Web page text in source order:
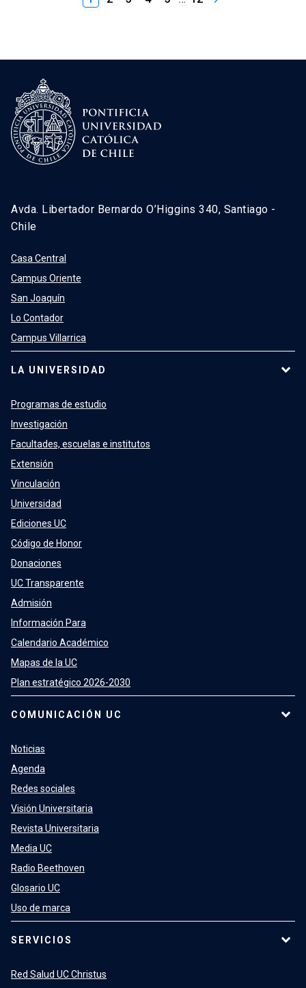
Avda. Libertador Bernardo O’Higgins 340, Santiago -
Chile
Casa Central
Campus Oriente
San Joaquín
Lo Contador
Campus Villarrica
LA UNIVERSIDAD
Programas de estudio
Investigación
Facultades, escuelas e institutos
Extensión
Vinculación
Universidad
Ediciones UC
Código de Honor
Donaciones
UC Transparente
Admisión
Información Para
Calendario Académico
Mapas de la UC
Plan estratégico 2026-2030
COMUNICACIÓN UC
Noticias
Agenda
Redes sociales
Visión Universitaria
Revista Universitaria
Media UC
Radio Beethoven
Glosario UC
Uso de marca
SERVICIOS
Red Salud UC Christus